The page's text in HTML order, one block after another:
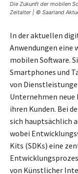
Die Zukunft der mobilen
Zeitalter | © Saarland
In der aktuellen
Anwendungen eine
mobilen Software.
Smartphones und
von
Unternehmen
ihren Kunden. Bei
sich hauptsächlich
wobei
Kits (SDKs) eine
von Künstlicher